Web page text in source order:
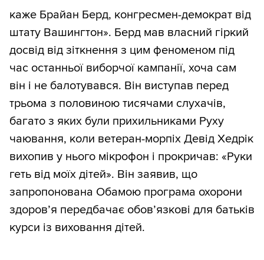
каже Брайан Берд, конгресмен-демократ від
штату Вашингтон». Берд мав власний гіркий
досвід від зіткнення з цим феноменом під
час останньої виборчої кампанії, хоча сам
він і не балотувався. Він виступав перед
трьома з половиною тисячами слухачів,
багато з яких були прихильниками Руху
чаювання, коли ветеран-морпіх Девід Хедрік
вихопив у нього мікрофон і прокричав: «Руки
геть від моїх дітей». Він заявив, що
запропонована Обамою програма охорони
здоров’я передбачає обов’язкові для батьків
курси із виховання дітей.